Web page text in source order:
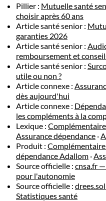
Pillier : Mutuelle santé
choisir après 60 ans
Article santé senior :
garanties 2026
Article santé senior :
remboursement et
Article santé senior :
utile ou non ?
Article connexe :
dès aujourd'hui
Article connexe :
les compléments à la
Lexique :
Assurance dépendance ·
Produit :
dépendance Adallom ·
Source officielle : cnsa.fr
pour l'autonomie
Source officielle :
Statistiques santé